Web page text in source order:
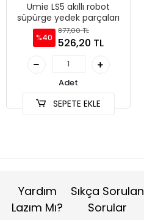
Umie LS5 akıllı robot
süpürge yedek parçaları
%40
877,00 TL
526,20 TL
Adet
SEPETE EKLE
Yardım
Lazım Mı?
Sıkça Sorulan
Sorular